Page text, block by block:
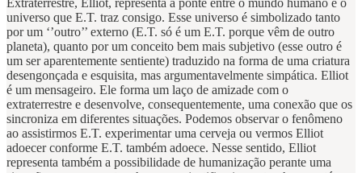
Extraterrestre, Elliot, representa a ponte entre o mundo humano e o
universo que E.T. traz consigo. Esse universo é simbolizado tanto
por um ‘’outro’’ externo (E.T. só é um E.T. porque vêm de outro
planeta), quanto por um conceito bem mais subjetivo (esse outro é
um ser aparentemente sentiente) traduzido na forma de uma criatura
desengonçada e esquisita, mas argumentavelmente simpática. Elliot
é um mensageiro. Ele forma um laço de amizade com o
extraterrestre e desenvolve, consequentemente, uma conexão que os
sincroniza em diferentes situações. Podemos observar o fenômeno
ao assistirmos E.T. experimentar uma cerveja ou vermos Elliot
adoecer conforme E.T. também adoece. Nesse sentido, Elliot
representa também a possibilidade de humanização perante uma